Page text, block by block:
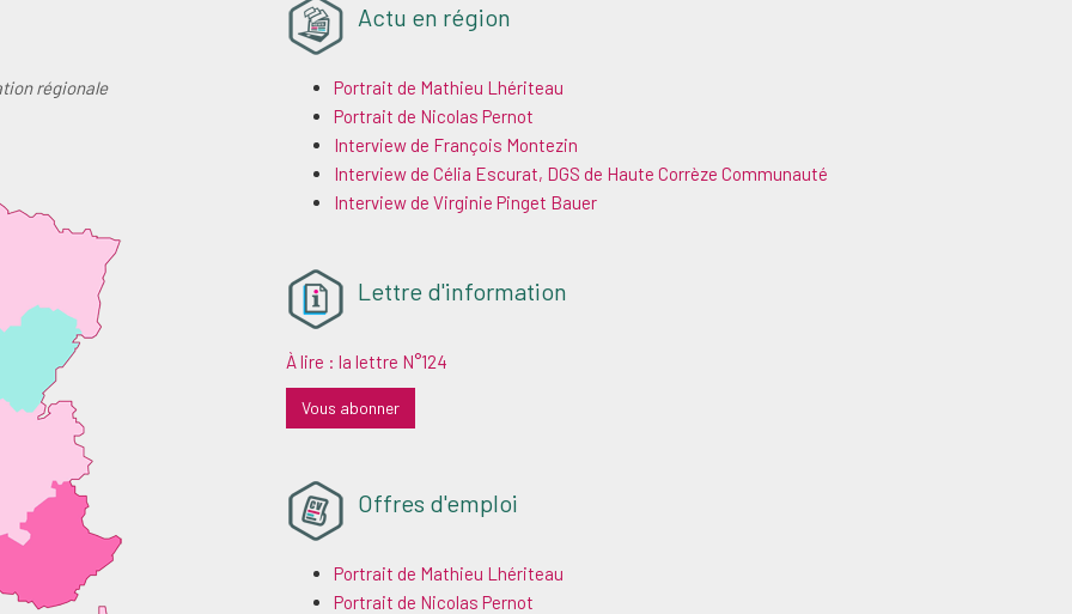
régionale
Actu en région
Portrait de Mathieu Lhériteau
Portrait de Nicolas Pernot
Interview de François Montezin
Interview de Célia Escurat, DGS de Haute Corrèze Communauté
Interview de Virginie Pinget Bauer
Lettre d'information
À lire : la lettre N°124
Vous abonner
Offres d'emploi
Portrait de Mathieu Lhériteau
Portrait de Nicolas Pernot